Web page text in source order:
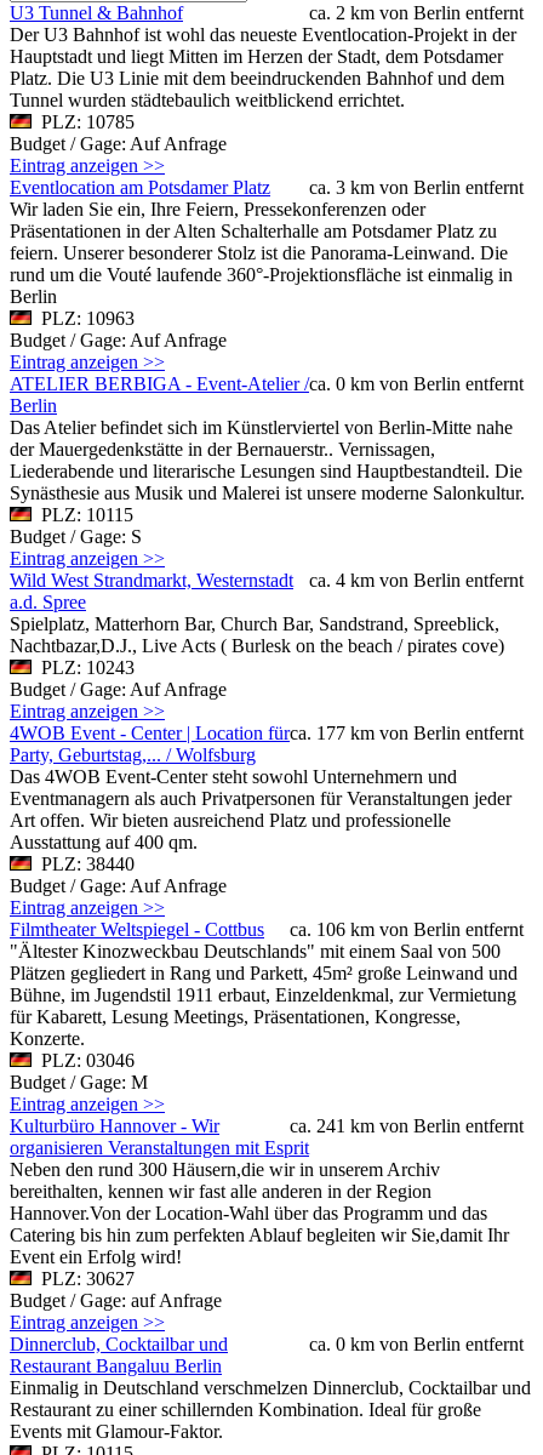
ca. 2 km von Berlin entfernt
U3 Tunnel & Bahnhof
Der U3 Bahnhof ist wohl das neueste Eventlocation-Projekt in der
Hauptstadt und liegt Mitten im Herzen der Stadt, dem Potsdamer
Platz. Die U3 Linie mit dem beeindruckenden Bahnhof und dem
Tunnel wurden städtebaulich weitblickend errichtet.
PLZ: 10785
Budget / Gage: Auf Anfrage
Eintrag anzeigen >>
ca. 3 km von Berlin entfernt
Eventlocation am Potsdamer Platz
Wir laden Sie ein, Ihre Feiern, Pressekonferenzen oder
Präsentationen in der Alten Schalterhalle am Potsdamer Platz zu
feiern. Unserer besonderer Stolz ist die Panorama-Leinwand. Die
rund um die Vouté laufende 360°-Projektionsfläche ist einmalig in
Berlin
PLZ: 10963
Budget / Gage: Auf Anfrage
Eintrag anzeigen >>
ca. 0 km von Berlin entfernt
ATELIER BERBIGA - Event-Atelier /
Berlin
Das Atelier befindet sich im Künstlerviertel von Berlin-Mitte nahe
der Mauergedenkstätte in der Bernauerstr.. Vernissagen,
Liederabende und literarische Lesungen sind Hauptbestandteil. Die
Synästhesie aus Musik und Malerei ist unsere moderne Salonkultur.
PLZ: 10115
Budget / Gage: S
Eintrag anzeigen >>
ca. 4 km von Berlin entfernt
Wild West Strandmarkt, Westernstadt
a.d. Spree
Spielplatz, Matterhorn Bar, Church Bar, Sandstrand, Spreeblick,
Nachtbazar,D.J., Live Acts ( Burlesk on the beach / pirates cove)
PLZ: 10243
Budget / Gage: Auf Anfrage
Eintrag anzeigen >>
ca. 177 km von Berlin entfernt
4WOB Event - Center | Location für
Party, Geburtstag,... / Wolfsburg
Das 4WOB Event-Center steht sowohl Unternehmern und
Eventmanagern als auch Privatpersonen für Veranstaltungen jeder
Art offen. Wir bieten ausreichend Platz und professionelle
Ausstattung auf 400 qm.
PLZ: 38440
Budget / Gage: Auf Anfrage
Eintrag anzeigen >>
ca. 106 km von Berlin entfernt
Filmtheater Weltspiegel - Cottbus
"Ältester Kinozweckbau Deutschlands" mit einem Saal von 500
Plätzen gegliedert in Rang und Parkett, 45m² große Leinwand und
Bühne, im Jugendstil 1911 erbaut, Einzeldenkmal, zur Vermietung
für Kabarett, Lesung Meetings, Präsentationen, Kongresse,
Konzerte.
PLZ: 03046
Budget / Gage: M
Eintrag anzeigen >>
ca. 241 km von Berlin entfernt
Kulturbüro Hannover - Wir
organisieren Veranstaltungen mit Esprit
Neben den rund 300 Häusern,die wir in unserem Archiv
bereithalten, kennen wir fast alle anderen in der Region
Hannover.Von der Location-Wahl über das Programm und das
Catering bis hin zum perfekten Ablauf begleiten wir Sie,damit Ihr
Event ein Erfolg wird!
PLZ: 30627
Budget / Gage: auf Anfrage
Eintrag anzeigen >>
ca. 0 km von Berlin entfernt
Dinnerclub, Cocktailbar und
Restaurant Bangaluu Berlin
Einmalig in Deutschland verschmelzen Dinnerclub, Cocktailbar und
Restaurant zu einer schillernden Kombination. Ideal für große
Events mit Glamour-Faktor.